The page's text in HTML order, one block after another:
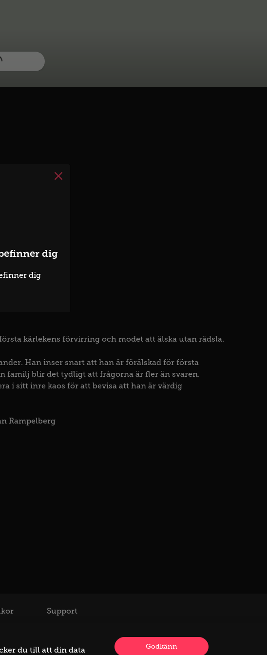
dig
dig
kärlekens förvirring och modet att älska utan rädsla.
Han inser snart att han är förälskad för första
familj blir det tydligt att frågorna är fler än svaren.
i sitt inre kaos för att bevisa att han är värdig
Rampelberg
Support
du till att din data
Godkänn